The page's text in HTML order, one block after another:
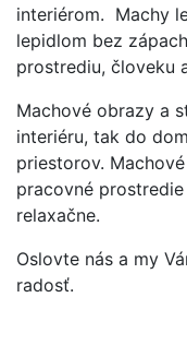
interiérom. Machy
lepidlom bez
prostrediu, človeku
Machové obrazy a
interiéru, tak do
priestorov.
pracovné
relaxačne.
Oslovte nás a my
radosť.